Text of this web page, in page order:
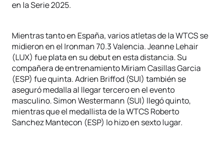
en la Serie 2025.
Mientras tanto en España, varios atletas de la WTCS se
midieron en el Ironman 70.3 Valencia. Jeanne Lehair
(LUX) fue plata en su debut en esta distancia. Su
compañera de entrenamiento Miriam Casillas Garcia
(ESP) fue quinta. Adrien Briffod (SUI) también se
aseguró medalla al llegar tercero en el evento
masculino. Simon Westermann (SUI) llegó quinto,
mientras que el medallista de la WTCS Roberto
Sanchez Mantecon (ESP) lo hizo en sexto lugar.